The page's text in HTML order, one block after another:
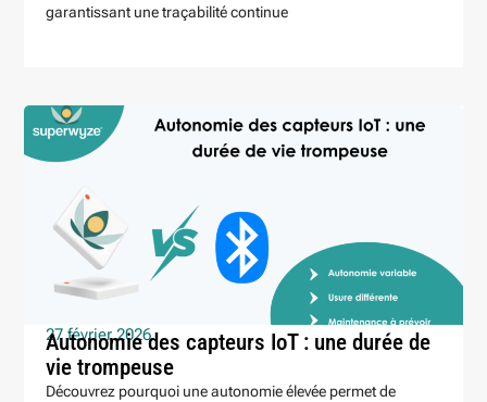
garantissant une traçabilité continue
27 février 2026
Autonomie des capteurs IoT : une durée de
vie trompeuse
Découvrez pourquoi une autonomie élevée permet de